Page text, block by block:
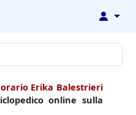
↓
Erika Balestrieri
online sulla